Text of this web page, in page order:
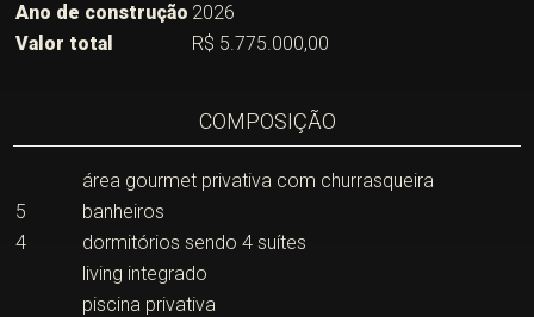
Ano de construção 2026
Valor total
R$ 5.775.000,00
COMPOSIÇÃO
área gourmet privativa com churrasqueira
5
banheiros
4
dormitórios sendo 4 suítes
living integrado
piscina privativa